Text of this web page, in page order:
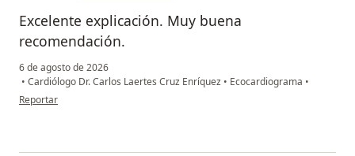
Excelente explicación. Muy buena
recomendación.
6 de agosto de 2026
• Cardiólogo Dr. Carlos Laertes Cruz Enríquez • Ecocardiograma •
en opinión del usuario JMM
Reportar